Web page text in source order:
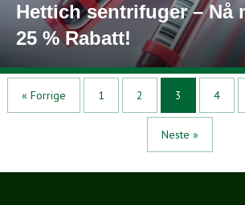
Hettich sentrifuger – Nå
25 % Rabatt!
« Forrige 1 2 3 4
Neste »